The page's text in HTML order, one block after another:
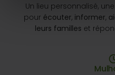
Un lieu personnalisé,
pour écouter, informer,
leurs familles et